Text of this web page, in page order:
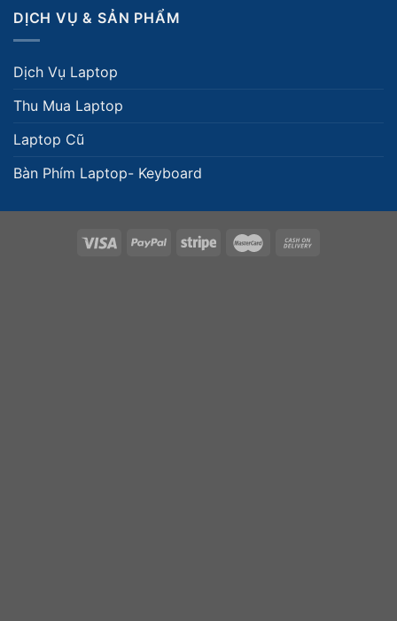
DỊCH VỤ & SẢN PHẨM
Dịch Vụ Laptop
Thu Mua Laptop
Laptop Cũ
Bàn Phím Laptop- Keyboard